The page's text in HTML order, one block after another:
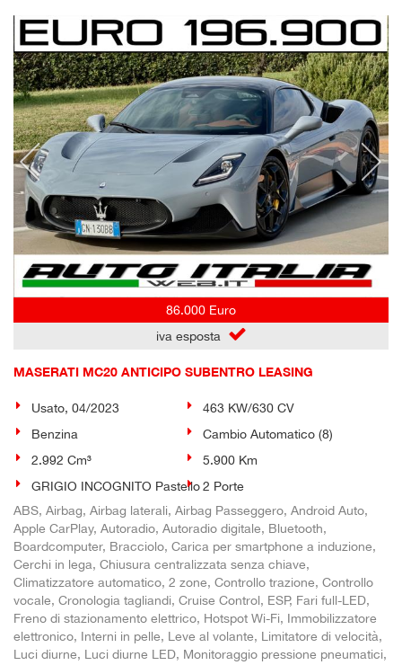
86.000 Euro
iva esposta
MASERATI MC20 ANTICIPO SUBENTRO LEASING
Usato, 04/2023
463 KW/630 CV
Benzina
Cambio Automatico (8)
2.992 Cm³
5.900 Km
GRIGIO INCOGNITO Pastello2 Porte
ABS, Airbag, Airbag laterali, Airbag Passeggero, Android Auto,
Apple CarPlay, Autoradio, Autoradio digitale, Bluetooth,
Boardcomputer, Bracciolo, Carica per smartphone a induzione,
Cerchi in lega, Chiusura centralizzata senza chiave,
Climatizzatore automatico, 2 zone, Controllo trazione, Controllo
vocale, Cronologia tagliandi, Cruise Control, ESP, Fari full-LED,
Freno di stazionamento elettrico, Hotspot Wi-Fi, Immobilizzatore
elettronico, Interni in pelle, Leve al volante, Limitatore di velocità,
Luci diurne, Luci diurne LED, Monitoraggio pressione pneumatici,